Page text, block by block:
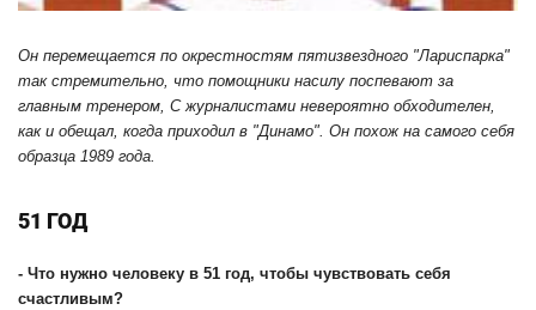
Он перемещается по окрестностям пятизвездного "Лариспарка"
так стремительно, что помощники насилу поспевают за
главным тренером, С журналистами невероятно обходителен,
как и обещал, когда приходил в "Динамо". Он похож на самого себя
образца 1989 года.
51 ГОД
- Что нужно человеку в 51 год, чтобы чувствовать себя
счастливым?